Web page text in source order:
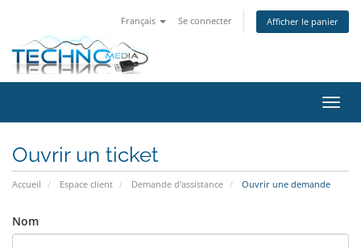
Français Se connecter Afficher le panier
Ouvrir un ticket
Accueil Espace client Demande d'assistance Ouvrir une demande
Nom